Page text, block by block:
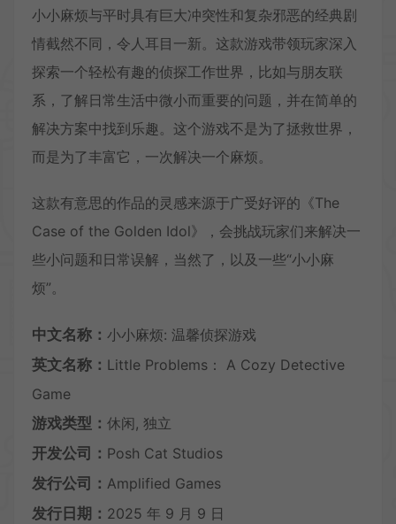
小小麻烦与平时具有巨大冲突性和复杂邪恶的经典剧
情截然不同，令人耳目一新。这款游戏带领玩家深入
探索一个轻松有趣的侦探工作世界，比如与朋友联
系，了解日常生活中微小而重要的问题，并在简单的
解决方案中找到乐趣。这个游戏不是为了拯救世界，
而是为了丰富它，一次解决一个麻烦。
这款有意思的作品的灵感来源于广受好评的《The
Case of the Golden Idol》，会挑战玩家们来解决一
些小问题和日常误解，当然了，以及一些“小小麻
烦”。
中文名称： 小小麻烦: 温馨侦探游戏
英文名称： Little Problems： A Cozy Detective
Game
游戏类型： 休闲, 独立
开发公司： Posh Cat Studios
发行公司： Amplified Games
发行日期： 2025 年 9 月 9 日